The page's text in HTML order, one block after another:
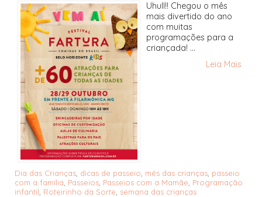
Uhull!! Chegou o mês
mais divertido do ano
com muitas
programações para a
criançada! ...
Leia Mais
Dia das Crianças dicas de passeio mês das crianças passeio
com a família Passeios Passeios com a Mamãe Programação
infantil Roteirinho da Sorte semana das crianças